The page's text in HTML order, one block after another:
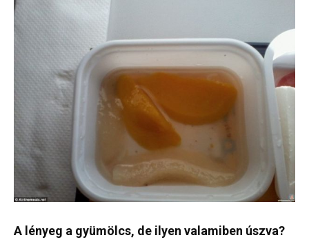
A lényeg a gyümölcs, de ilyen valamiben úszva?